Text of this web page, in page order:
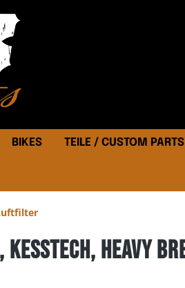
BIKES TEILE / CUSTOM PARTS
Kesstech, Heavy